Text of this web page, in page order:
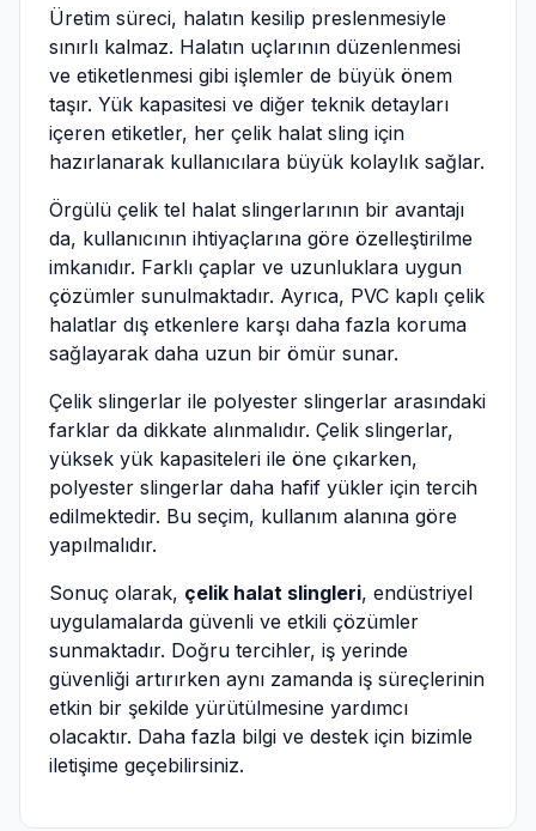
Üretim süreci, halatın kesilip preslenmesiyle
sınırlı kalmaz. Halatın uçlarının düzenlenmesi
ve etiketlenmesi gibi işlemler de büyük önem
taşır. Yük kapasitesi ve diğer teknik detayları
içeren etiketler, her çelik halat sling için
hazırlanarak kullanıcılara büyük kolaylık sağlar.
Örgülü çelik tel halat slingerlarının bir avantajı
da, kullanıcının ihtiyaçlarına göre özelleştirilme
imkanıdır. Farklı çaplar ve uzunluklara uygun
çözümler sunulmaktadır. Ayrıca, PVC kaplı çelik
halatlar dış etkenlere karşı daha fazla koruma
sağlayarak daha uzun bir ömür sunar.
Çelik slingerlar ile polyester slingerlar arasındaki
farklar da dikkate alınmalıdır. Çelik slingerlar,
yüksek yük kapasiteleri ile öne çıkarken,
polyester slingerlar daha hafif yükler için tercih
edilmektedir. Bu seçim, kullanım alanına göre
yapılmalıdır.
Sonuç olarak, çelik halat slingleri, endüstriyel
uygulamalarda güvenli ve etkili çözümler
sunmaktadır. Doğru tercihler, iş yerinde
güvenliği artırırken aynı zamanda iş süreçlerinin
etkin bir şekilde yürütülmesine yardımcı
olacaktır. Daha fazla bilgi ve destek için bizimle
iletişime geçebilirsiniz.